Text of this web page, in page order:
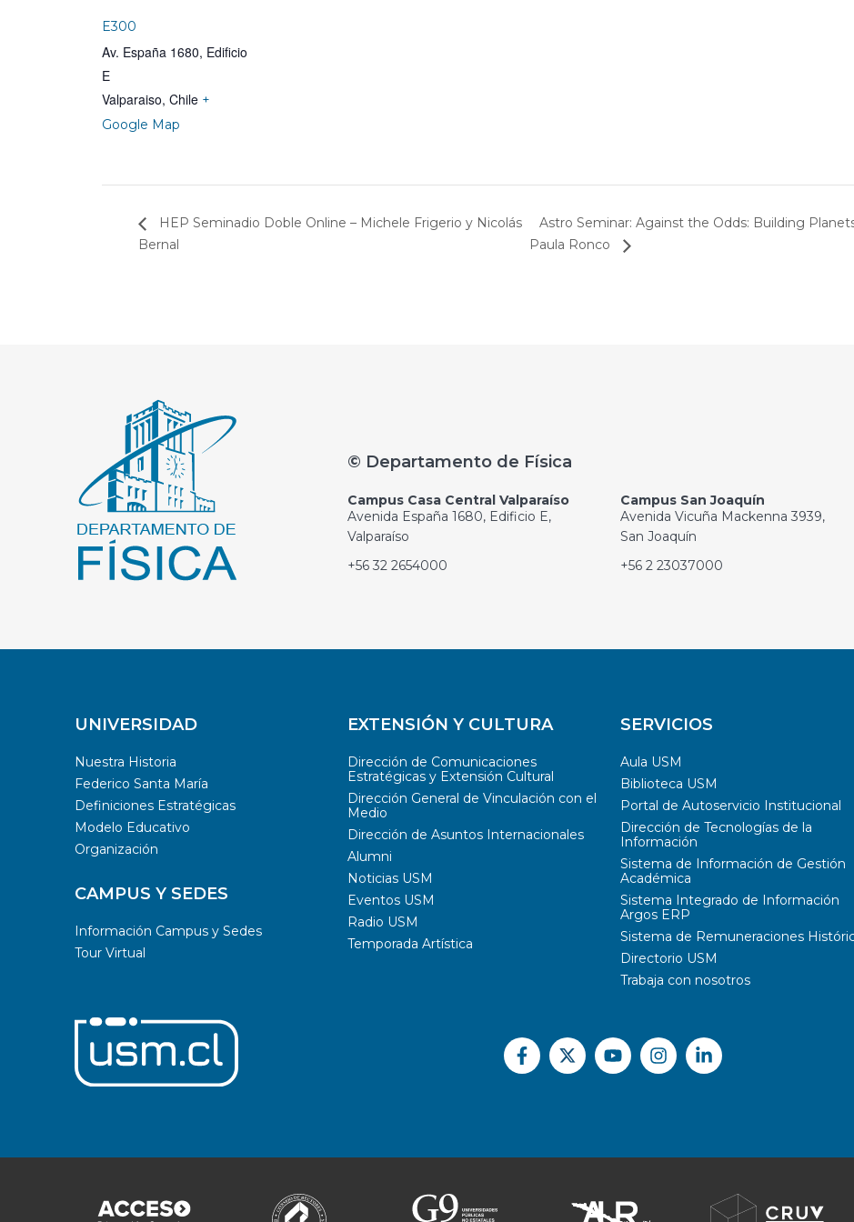
E300
Av. España 1680, Edificio
E
Valparaiso, Chile +
Google Map
HEP Seminadio Doble Online – Michele Frigerio y Nicolás
Bernal
Astro Seminar: Against the Odds: Building
Paula Ronco
© Departamento de Física
Campus Casa Central Valparaíso
Avenida España 1680, Edificio E,
Valparaíso
+56 32 2654000
Campus San Joaquín
Avenida Vicuña Mackenna 3939,
San Joaquín
+56 2 23037000
UNIVERSIDAD
Nuestra Historia
Federico Santa María
Definiciones Estratégicas
Modelo Educativo
Organización
CAMPUS Y SEDES
Información Campus y Sedes
Tour Virtual
EXTENSIÓN Y CULTURA
Dirección de Comunicaciones
Estratégicas y Extensión Cultural
Dirección General de Vinculación con el
Medio
Dirección de Asuntos Internacionales
Alumni
Noticias USM
Eventos USM
Radio USM
Temporada Artística
SERVICIOS
Aula USM
Biblioteca USM
Portal de Autoservicio Institucional
Dirección de Tecnologías de la
Información
Sistema de Información de Gestión
Académica
Sistema Integrado de Información
Argos ERP
Sistema de Remuneraciones
Directorio USM
Trabaja con nosotros